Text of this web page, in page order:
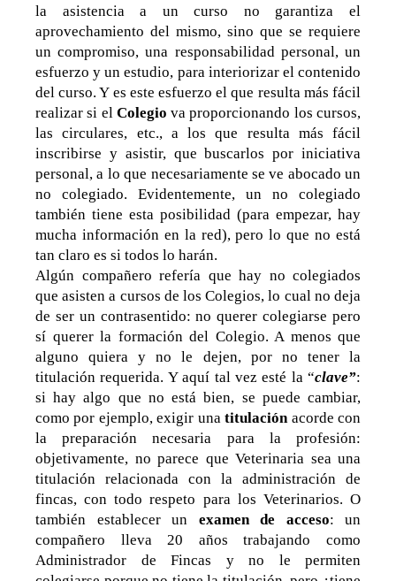
la asistencia a un curso no garantiza el
aprovechamiento del mismo, sino que se requiere
un compromiso, una responsabilidad personal, un
esfuerzo y un estudio, para interiorizar el contenido
del curso. Y es este esfuerzo el que resulta más fácil
realizar si el Colegio va proporcionando los cursos,
las circulares, etc., a los que resulta más fácil
inscribirse y asistir, que buscarlos por iniciativa
personal, a lo que necesariamente se ve abocado un
no colegiado. Evidentemente, un no colegiado
también tiene esta posibilidad (para empezar, hay
mucha información en la red), pero lo que no está
tan claro es si todos lo harán.
Algún compañero refería que hay no colegiados
que asisten a cursos de los Colegios, lo cual no deja
de ser un contrasentido: no querer colegiarse pero
sí querer la formación del Colegio. A menos que
alguno quiera y no le dejen, por no tener la
titulación requerida. Y aquí tal vez esté la “clave”:
si hay algo que no está bien, se puede cambiar,
como por ejemplo, exigir unatitulación acorde con
la preparación necesaria para la profesión:
objetivamente, no parece que Veterinaria sea una
titulación relacionada con la administración de
fincas, con todo respeto para los Veterinarios. O
también establecer un examen de acceso: un
compañero lleva 20 años trabajando como
Administrador de Fincas y no le permiten